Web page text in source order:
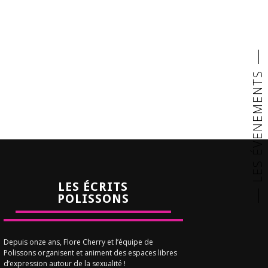
LES ÉVENEMENTS
LES ÉCRITS
POLISSONS
Depuis onze ans, Flore Cherry et l’équipe de
Polissons organisent et animent des espaces libres
d’expression autour de la sexualité !